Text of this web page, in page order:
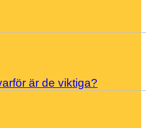
är de viktiga?